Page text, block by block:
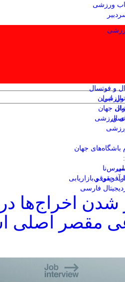
ورزشی
و فوتسال
ایران
جهان
ورزشی
ورزشی
باشگاه‌های جهان
حقوقی
فارسی
و بازاریابی
مقصر اصلی